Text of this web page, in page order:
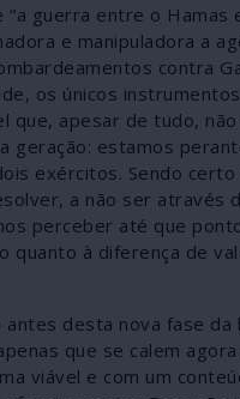
guerra entre o Hamas
e manipuladora a
contra
os únicos
apesar de tudo,
estamos
exércitos. Sendo
a não ser através
perceber até que
à diferença de
desta nova fase
que se calem
viável e com um